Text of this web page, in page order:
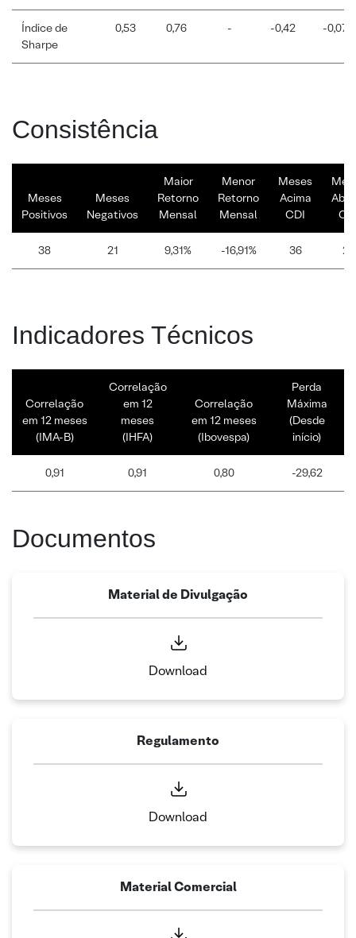
Índice de
Sharpe
0,53 0,76 - -0,42 -0,07
Consistência
Meses
Positivos
Meses
Negativos
Maior
Retorno
Mensal
Menor
Retorno
Mensal
Meses
Acima
CDI
38 21 9,31% -16,91% 36 23
Indicadores Técnicos
Correlação
em 12 meses
(IMA-B)
Correlação
em 12
meses
(IHFA)
Correlação
em 12 meses
(Ibovespa)
Perda
Máxima
(Desde
início)
0,91 0,91 0,80 -29,62
Documentos
Material de Divulgação
Download
Regulamento
Download
Material Comercial